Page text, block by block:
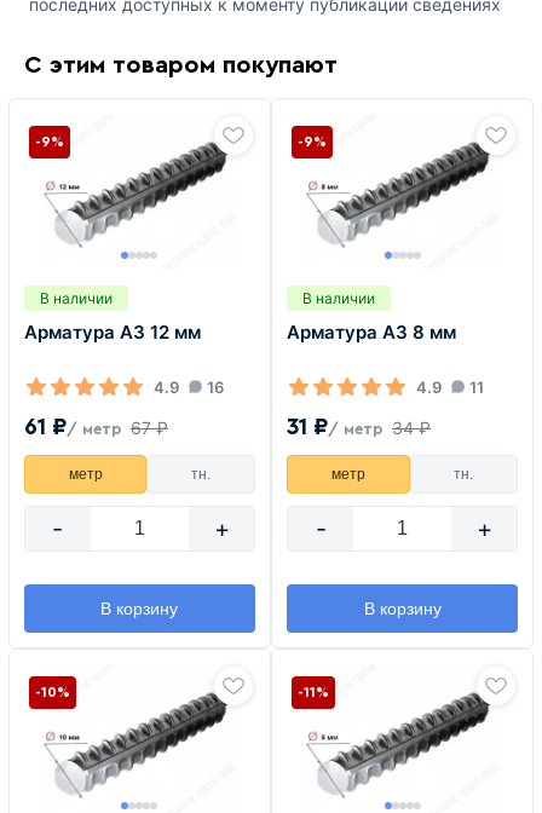
С этим товаром покупают
В наличии
Арматура А3 12 мм
4.9 16
61 ₽/ метр 67 ₽
-9%
метр тн.
- +
В корзину
В наличии
Арматура А3 8 мм
4.9 11
31 ₽/ метр 34 ₽
-9%
метр тн.
- +
В корзину
-10% -11%